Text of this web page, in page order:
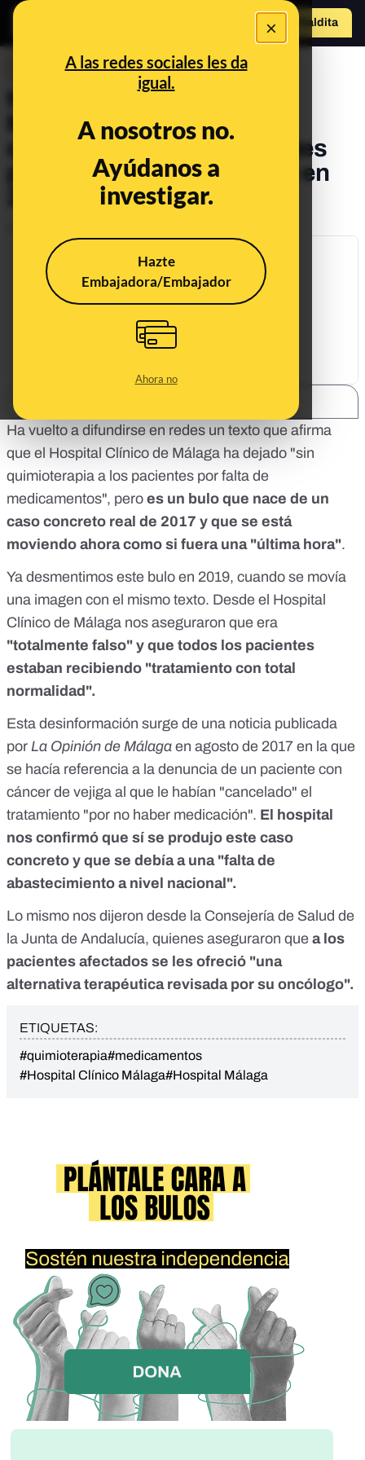
×
A las redes sociales les da
igual.
A nosotros no.
Ayúdanos a
investigar.
Hazte
Embajadora/Embajador
Ahora no
Hazte Maldita
No, el Hospital Clínico de
Málaga no ha dejado sin
quimioterapia a los pacientes
por falta de medicamentos en
Ha vuelto a difundirse en redes un texto que afirma
que el Hospital Clínico de Málaga ha dejado "sin
quimioterapia a los pacientes por falta de
medicamentos", pero es un bulo que nace de un
caso concreto real de 2017 y que se está
moviendo ahora como si fuera una "última hora".
Ya desmentimos este bulo en 2019, cuando se movía
una imagen con el mismo texto. Desde el Hospital
Clínico de Málaga nos aseguraron que era
"totalmente falso" y que todos los pacientes
estaban recibiendo "tratamiento con total
normalidad".
Esta desinformación surge de una noticia publicada
por La Opinión de Málaga en agosto de 2017 en la que
se hacía referencia a la denuncia de un paciente con
cáncer de vejiga al que le habían "cancelado" el
tratamiento "por no haber medicación". El hospital
nos confirmó que sí se produjo este caso
concreto y que se debía a una "falta de
abastecimiento a nivel nacional".
Lo mismo nos dijeron desde la Consejería de Salud de
la Junta de Andalucía, quienes aseguraron que a los
pacientes afectados se les ofreció "una
alternativa terapéutica revisada por su oncólogo".
ETIQUETAS:
#quimioterapia#medicamentos
#Hospital Clínico Málaga#Hospital Málaga